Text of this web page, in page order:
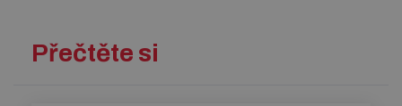
Přečtěte si